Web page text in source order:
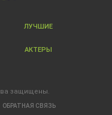
ЛУЧШИЕ
АКТЕРЫ
защищены.
ОБРАТНАЯ СВЯЗЬ